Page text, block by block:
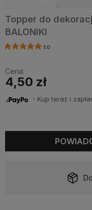
Topper do
BALONIKI
5.0
Cena:
4,50 zł
・Kup teraz i